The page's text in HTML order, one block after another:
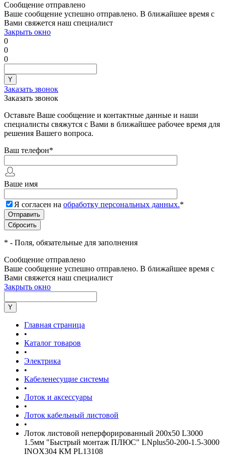
Сообщение отправлено
Ваше сообщение успешно отправлено. В ближайшее время с
Вами свяжется наш специалист
Закрыть окно
0
0
0
Заказать звонок
Заказать звонок
Оставьте Ваше сообщение и контактные данные и наши
специалисты свяжутся с Вами в ближайшее рабочее время для
решения Вашего вопроса.
Ваш телефон*
Ваше имя
Я согласен на обработку персональных данных.*
* - Поля, обязательные для заполнения
Сообщение отправлено
Ваше сообщение успешно отправлено. В ближайшее время с
Вами свяжется наш специалист
Закрыть окно
Главная страница
•
Каталог товаров
•
Электрика
•
Кабеленесущие системы
•
Лоток и аксессуары
•
Лоток кабельный листовой
•
Лоток листовой неперфорированный 200х50 L3000
1.5мм "Быстрый монтаж ПЛЮС" LNplus50-200-1.5-3000
INOX304 КМ PL13108